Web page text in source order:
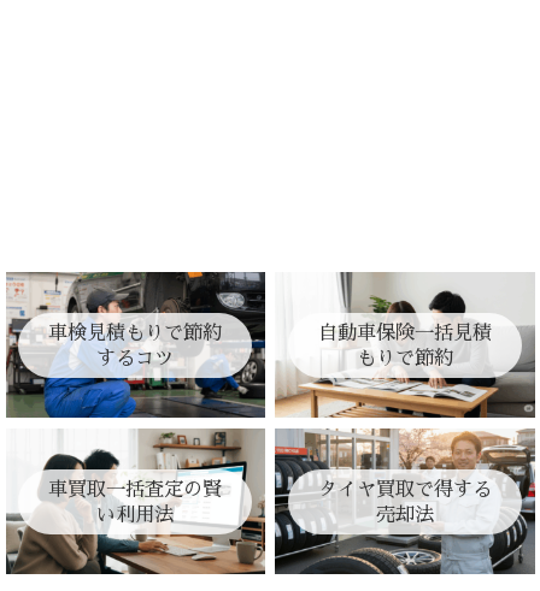
車検見積もりで節約
するコツ
自動車保険一括見積
もりで節約
車買取一括査定の賢
い利用法
タイヤ買取で得する
売却法